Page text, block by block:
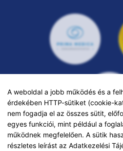
A weboldal a jobb működés és a
érdekében HTTP-sütiket (cookie-
nem fogadja el az összes sütit,
egyes funkciói, mint például a
működnek megfelelően. A sütik
részletes leírást az Adatkezelési
ADATKEZELÉSI